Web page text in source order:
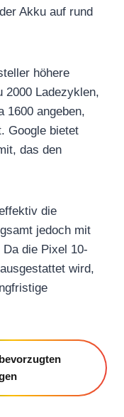
Akku auf rund
höhere
2000 Ladezyklen,
1600 angeben,
Google bietet
das den
die
jedoch mit
die Pixel 10-
wird,